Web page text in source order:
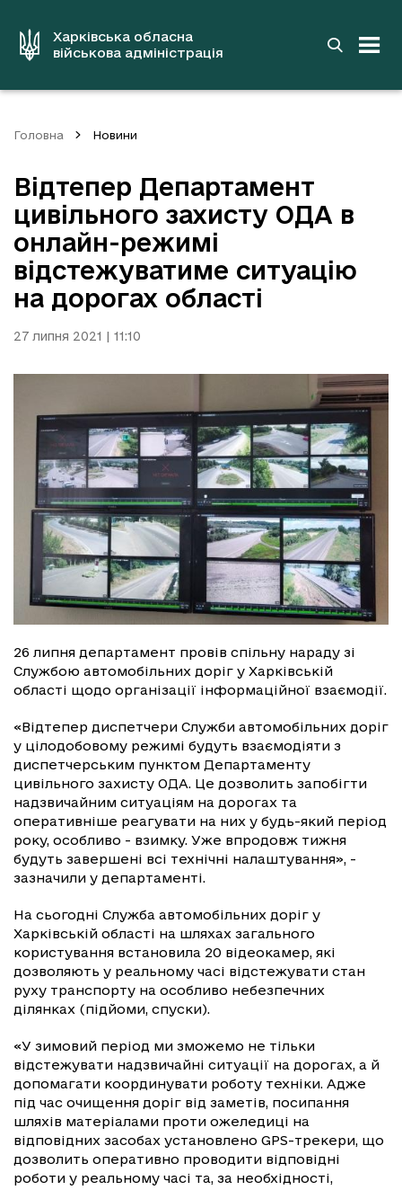
вмістуХарківська обласна
військова адміністрація
Головна Новини
Відтепер Департамент
цивільного захисту ОДА в
онлайн-режимі
відстежуватиме ситуацію
на дорогах області
27 липня 2021 | 11:10
26 липня департамент провів спільну нараду зі
Службою автомобільних доріг у Харківській
області щодо організації інформаційної взаємодії.
«Відтепер диспетчери Служби автомобільних доріг
у цілодобовому режимі будуть взаємодіяти з
диспетчерським пунктом Департаменту
цивільного захисту ОДА. Це дозволить запобігти
надзвичайним ситуаціям на дорогах та
оперативніше реагувати на них у будь-який період
року, особливо - взимку. Уже впродовж тижня
будуть завершені всі технічні налаштування», -
зазначили у департаменті.
На сьогодні Служба автомобільних доріг у
Харківській області на шляхах загального
користування встановила 20 відеокамер, які
дозволяють у реальному часі відстежувати стан
руху транспорту на особливо небезпечних
ділянках (підйоми, спуски).
«У зимовий період ми зможемо не тільки
відстежувати надзвичайні ситуації на дорогах, а й
допомагати координувати роботу техніки. Адже
під час очищення доріг від заметів, посипання
шляхів матеріалами проти ожеледиці на
відповідних засобах установлено GPS-трекери, що
дозволить оперативно проводити відповідні
роботи у реальному часі та, за необхідності,